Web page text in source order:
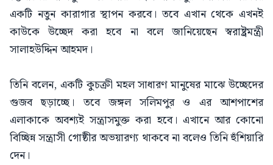
একটি নতুন কারাগার স্থাপন করবে। তবে এখান থেকে এখনই
কাউকে উচ্ছেদ করা হবে না বলে জানিয়েছেন স্বরাষ্ট্রমন্ত্রী
সালাহউদ্দিন আহমদ।
তিনি বলেন, একটি কুচক্রী মহল সাধারণ মানুষের মাঝে উচ্ছেদের
গুজব ছড়াচ্ছে। তবে জঙ্গল সলিমপুর ও এর আশপাশের
এলাকাকে অবশ্যই সন্ত্রাসমুক্ত করা হবে। এখানে আর কোনো
বিচ্ছিন্ন সন্ত্রাসী গোষ্ঠীর অভয়ারণ্য থাকবে না বলেও তিনি হুঁশিয়ারি
দেন।